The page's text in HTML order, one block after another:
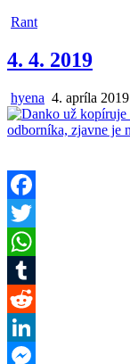
Posted
Rant
4. 4. 2019
Author:
hyena Published
Date:
4. apríla 2019
Facebook
Twitter
WhatsApp
Tumblr
Reddit
LinkedIn